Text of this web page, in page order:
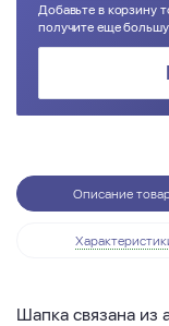
Добавьте в корзину
получите еще
Описание
Шапка связана из